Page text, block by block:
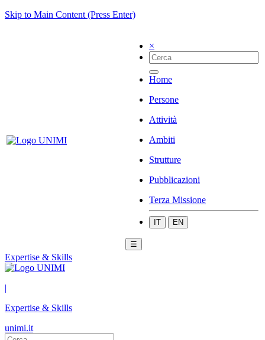
Skip to Main Content (Press Enter)
×
Home
Persone
Attività
Ambiti
Strutture
Pubblicazioni
Terza Missione
IT EN
☰
Expertise & Skills
|
Expertise & Skills
unimi.it